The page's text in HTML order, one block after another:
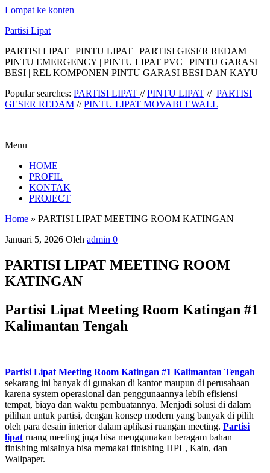
Lompat ke konten
Partisi Lipat
PARTISI LIPAT | PINTU LIPAT | PARTISI GESER REDAM |
PINTU EMERGENCY | PINTU LIPAT PVC | PINTU GARASI
BESI | REL KOMPONEN PINTU GARASI BESI DAN KAYU
Popular searches: PARTISI LIPAT //PINTU LIPAT // PARTISI
GESER REDAM //PINTU LIPAT MOVABLEWALL
Menu
HOME
PROFIL
KONTAK
PROJECT
Home » PARTISI LIPAT MEETING ROOM KATINGAN
Januari 5, 2026 Oleh admin 0
PARTISI LIPAT MEETING ROOM
KATINGAN
Partisi Lipat Meeting Room Katingan #1
Kalimantan Tengah
Partisi Lipat Meeting Room Katingan #1 Kalimantan Tengah
sekarang ini banyak di gunakan di kantor maupun di perusahaan
karena system operasional dan penggunaannya lebih efisiensi
tempat, biaya dan waktu pembuatannya. Menjadi solusi di dalam
pilihan untuk partisi, dengan konsep modern yang banyak di pilih
oleh para desain interior dalam aplikasi ruangan meeting. Partisi
lipat ruang meeting juga bisa menggunakan beragam bahan
finishing misalnya bisa memakai finishing HPL, Kain, dan
Wallpaper.